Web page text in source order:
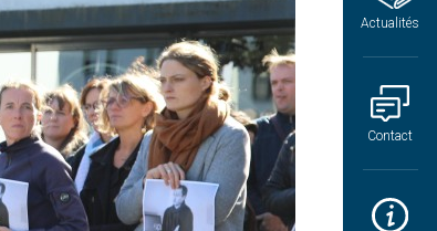
Actualités
Contact